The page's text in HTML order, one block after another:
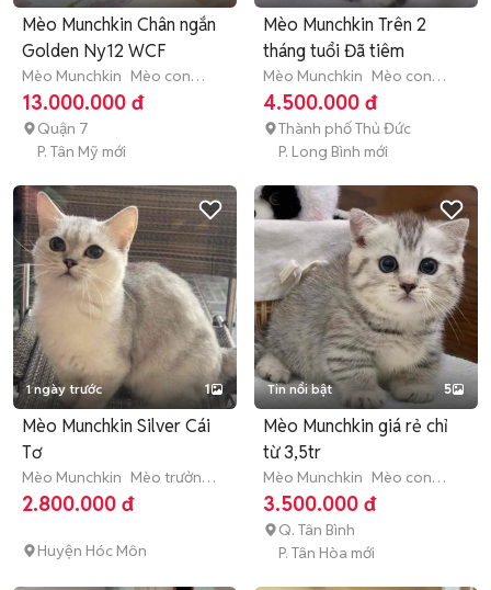
Mèo Munchkin Chân ngắn
Golden Ny12 WCF
Mèo Munchkin Mèo con
(dưới 3 tháng tuổi)
13.000.000 đ
Quận 7
P. Tân Mỹ mới
Mèo Munchkin Trên 2
tháng tuổi Đã tiêm
Mèo Munchkin Mèo con
(dưới 3 tháng tuổi)
4.500.000 đ
Thành phố Thủ Đức
P. Long Bình mới
1 ngày trước 1
Mèo Munchkin Silver Cái
Tơ
Mèo Munchkin Mèo trưởng
thành (hơn 1 tuổi)
2.800.000 đ
Huyện Hóc Môn
Tin nổi bật 5
Mèo Munchkin giá rẻ chỉ
từ 3,5tr
Mèo Munchkin Mèo con
(dưới 3 tháng tuổi)
3.500.000 đ
Q. Tân Bình
P. Tân Hòa mới